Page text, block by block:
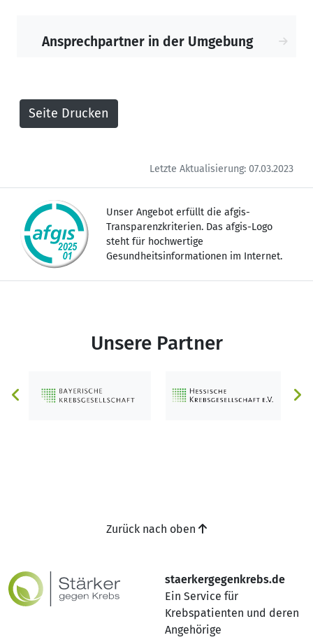
möglichst guten Lebensqualität.
Bad Trissl erhalten Sie ein individuelles,
für Sie zusammengestelltes
psychosomatischen Station erhalten Sie
im Einzel- und Gruppensetting.
Gerne helfen wir auch Ihnen!
Ansprechpartner in der Umgebung
Letzte Aktualisierung: 07.03.2023
Unser Angebot erfüllt die afgis-
Transparenzkriterien. Das afgis-Logo
steht für hochwertige
Gesundheitsinformationen im Internet.
Unsere Partner
staerkergegenkrebs.de
Ein Service für
Krebspatienten und deren
Angehörige
Zurück nach oben